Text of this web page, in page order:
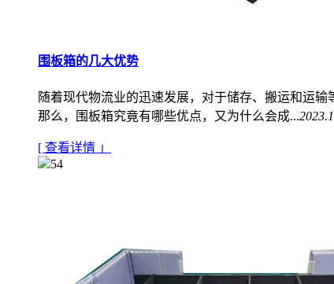
围板箱的几大优势
随着现代物流业的迅速发展，对于储存、搬运和运
那么，围板箱究竟有哪些优点，又为什么会成...
[ 查看详情 」
54